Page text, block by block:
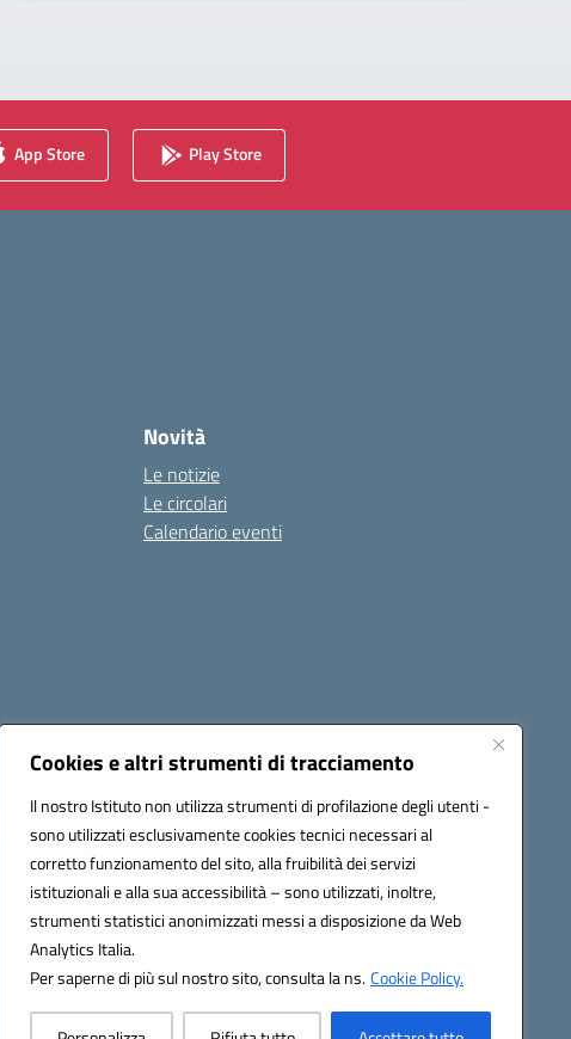
Cookies e altri strumenti di tracciamento
Il nostro Istituto non utilizza strumenti di profilazione degli utenti -
sono utilizzati esclusivamente cookies tecnici necessari al
corretto funzionamento del sito, alla fruibilità dei servizi
istituzionali e alla sua accessibilità – sono utilizzati, inoltre,
strumenti statistici anonimizzati messi a disposizione da Web
Analytics Italia.
Per saperne di più sul nostro sito, consulta la ns.Cookie Policy.
App Store Play Store
Novità
Le notizie
Le circolari
Calendario eventi
anic82000a@pec.istruzione.it